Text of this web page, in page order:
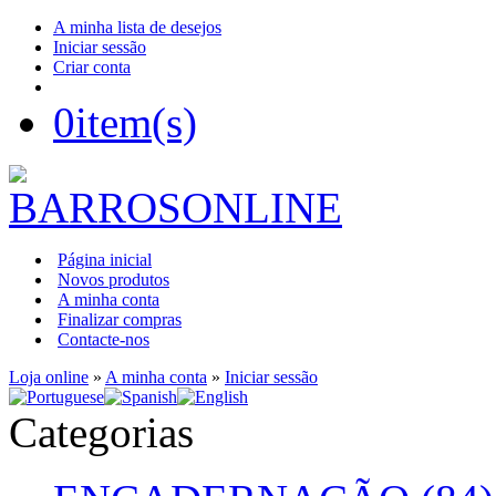
A minha lista de desejos
Iniciar sessão
Criar conta
0item(s)
Página inicial
Novos produtos
A minha conta
Finalizar compras
Contacte-nos
Loja online » A minha conta » Iniciar sessão
Categorias